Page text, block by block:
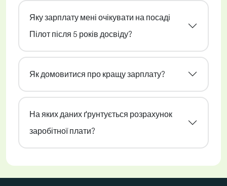
Яку зарплату мені очікувати на посаді
Пілот після 5 років досвіду?
Як домовитися про кращу зарплату?
На яких даних ґрунтується розрахунок
заробітної плати?